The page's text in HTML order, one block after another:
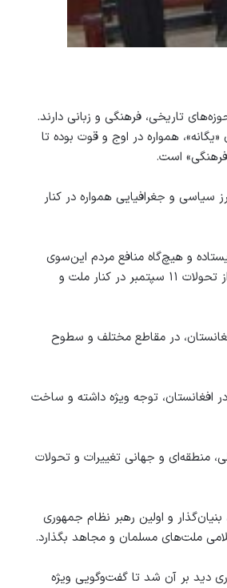
تاریخی، فرهنگی و زبانی دارند.
همواره در اوج و قوت بوده تا
است.
سیاسی و جغرافیایی همواره در کنار
در کنار مردم ما ایستاده و هیچ‌گاه منافع مردم این‌سوی
مرز را از آن‌سو جدا تعریف نکرده است. ولی این ایستادگی ملت و دولت جمهوری اسلامی ایران پس از تحولات ۱۱ سپتمبر در کنار ملت و
جمهوری اسلامی ایران دارد و نزدیک به ۲۰ هزار شهروند افغانستان، در مقاطع مختلف و سطوح
توجه ویژه داشته و ساخت
منطقه‌ای و جهانی تغییرات و تحولات
خمینی، بنیان‌گذار و اولین رهبر نظام جمهوری
ملت‌های مسلمان و مجاهد بگذارد.
دید بر آن شد تا گفت‌وگویی ویژه